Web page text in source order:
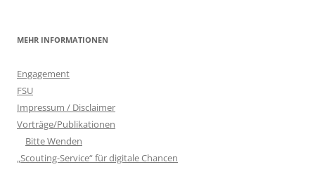
MEHR INFORMATIONEN
Engagement
FSU
Impressum / Disclaimer
Vorträge/Publikationen
Bitte Wenden
„Scouting-Service“ für digitale Chancen